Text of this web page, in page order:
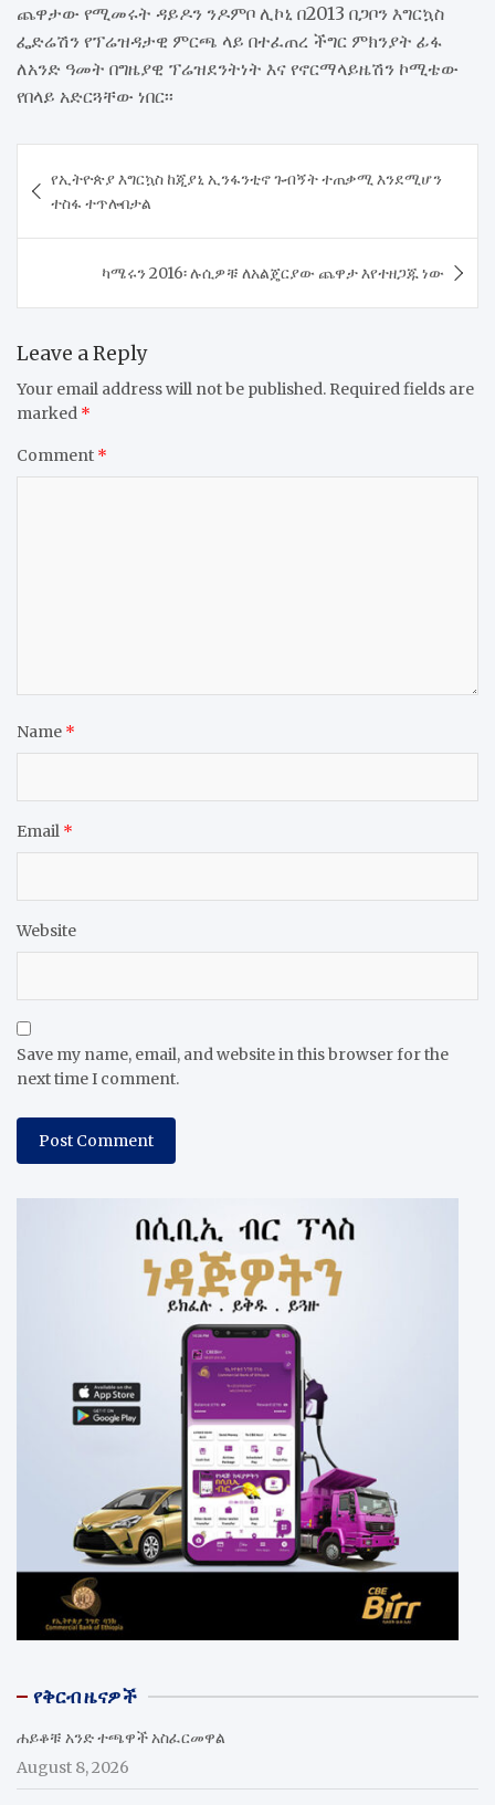
ጨዋታው የሚመሩት ዳይዶን ንዶምቦ ሊኮኒ በ2013 በጋቦን እግርኳስ
ፌድሬሽን የፕሬዝዳታዊ ምርጫ ላይ በተፈጠረ ችግር ምክንያት ፊፋ
ለአንድ ዓመት በግዜያዊ ፕሬዝደንትነት እና የኖርማላይዜሽን ኮሚቴው
የበላይ አድርጓቸው ነበር፡፡
navigation
የኢትዮጵያ እግርኳስ ከጂያኒ ኢንፋንቲኖ ጉብኝት ተጠቃሚ እንደሚሆን
ተስፋ ተጥሎበታል
ካሜሩን 2016፡ ሉሲዎቹ ለአልጄርያው ጨዋታ እየተዘጋጁ ነው
Leave a Reply
Your email address will not be published. Required fields are
marked *
Comment *
Name *
Email *
Website
Save my name, email, and website in this browser for the
next time I comment.
የቅርብ ዜናዎች
ሐይቆቹ አንድ ተጫዋች አስፈርመዋል
August 8, 2026